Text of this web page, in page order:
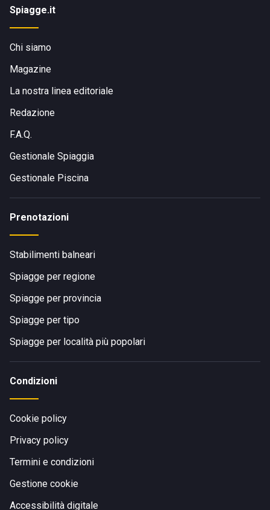
Spiagge.it
Chi siamo
Magazine
La nostra linea editoriale
Redazione
F.A.Q.
Gestionale Spiaggia
Gestionale Piscina
Prenotazioni
Stabilimenti balneari
Spiagge per regione
Spiagge per provincia
Spiagge per tipo
Spiagge per località più popolari
Condizioni
Cookie policy
Privacy policy
Termini e condizioni
Gestione cookie
Accessibilità digitale